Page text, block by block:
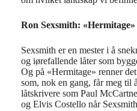
Ron Sexsmith: «Hermitage»
Sexsmith er en mester i å
og iørefallende låter som
Og på «Hermitage» renner
som, nok en gang, får meg til
låtskrivere som Paul
og Elvis Costello når